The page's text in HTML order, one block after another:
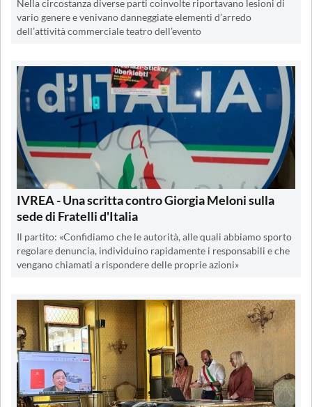
Nella circostanza diverse parti coinvolte riportavano lesioni di
vario genere e venivano danneggiate elementi d’arredo
dell’attività commerciale teatro dell’evento
IVREA - Una scritta contro Giorgia Meloni sulla
sede di Fratelli d'Italia
Il partito: «Confidiamo che le autorità, alle quali abbiamo sporto
regolare denuncia, individuino rapidamente i responsabili e che
vengano chiamati a rispondere delle proprie azioni»